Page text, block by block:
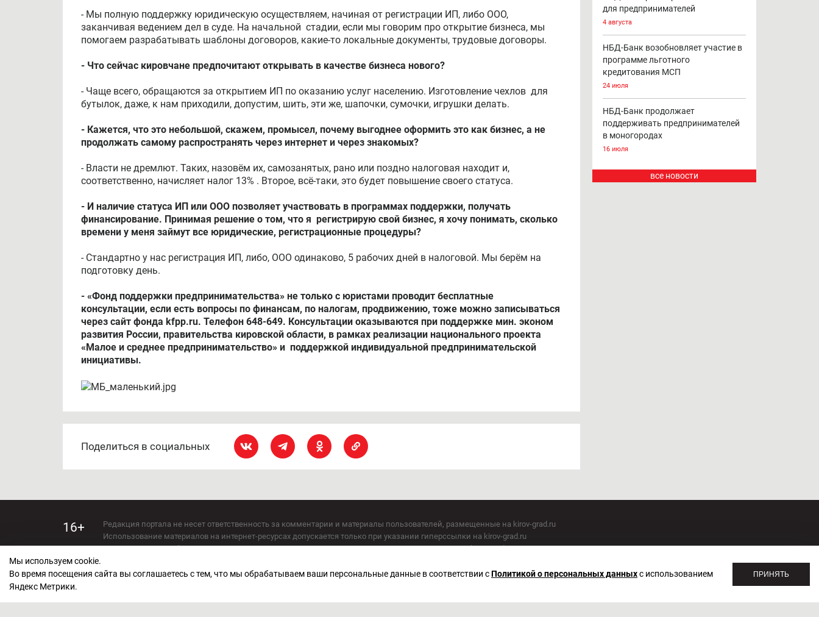
- Мы полную поддержку юридическую осуществляем, начиная от регистрации ИП, либо ООО,
заканчивая ведением дел в суде. На начальной стадии, если мы говорим про открытие бизнеса, мы
помогаем разрабатывать шаблоны договоров, какие-то локальные документы, трудовые договоры.
- Что сейчас кировчане предпочитают открывать в качестве бизнеса нового?
- Чаще всего, обращаются за открытием ИП по оказанию услуг населению. Изготовление чехлов для
бутылок, даже, к нам приходили, допустим, шить, эти же, шапочки, сумочки, игрушки делать.
- Кажется, что это небольшой, скажем, промысел, почему выгоднее оформить это как бизнес, а не
продолжать самому распространять через интернет и через знакомых?
- Власти не дремлют. Таких, назовём их, самозанятых, рано или поздно налоговая находит и,
соответственно, начисляет налог 13% . Второе, всё-таки, это будет повышение своего статуса.
- И наличие статуса ИП или ООО позволяет участвовать в программах поддержки, получать
финансирование. Принимая решение о том, что я регистрирую свой бизнес, я хочу понимать, сколько
времени у меня займут все юридические, регистрационные процедуры?
- Стандартно у нас регистрация ИП, либо, ООО одинаково, 5 рабочих дней в налоговой. Мы берём на
подготовку день.
- «Фонд поддержки предпринимательства» не только с юристами проводит бесплатные
консультации, если есть вопросы по финансам, по налогам, продвижению, тоже можно записываться
через сайт фонда kfpp.ru. Телефон 648-649. Консультации оказываются при поддержке мин. эконом
развития России, правительства кировской области, в рамках реализации национального проекта
«Малое и среднее предпринимательство» и поддержкой индивидуальной предпринимательской
инициативы.
Поделиться в социальных
для предпринимателей
4 августа
НБД-Банк возобновляет участие в
программе льготного
кредитования МСП
24 июля
НБД-Банк продолжает
поддерживать предпринимателей
в моногородах
16 июля
все новости
16+
Редакция портала не несет ответственность за комментарии и материалы пользователей, размещенные на kirov-grad.ru
Использование материалов на интернет-ресурсах допускается только при указании гиперссылки на kirov-grad.ru
Использование любых материалов настоящего СМИ допускается только при указании на ресурс: kirov-grad.ru
СМИ зарегистрировано Федеральной службой по надзору в сфере связи, информационных технологий и массовых коммуникаций 20.07.2018. Регистрационный номер ЭЛ №
Мы используем cookie.
Во время посещения сайта вы соглашаетесь с тем, что мы обрабатываем ваши персональные данные в соответствии сПолитикой о персональных данныхс использованием
Яндекс Метрики.
ПРИНЯТЬ